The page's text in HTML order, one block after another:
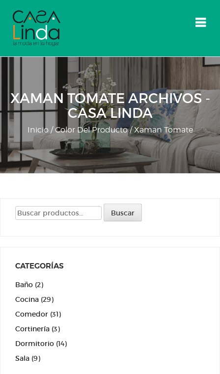
content
XAMAN TOMATE ARCHIVOS -
CASA LINDA
Inicio/ Color Del Producto / Xaman Tomate
Buscar
por:
Buscar
CATEGORÍAS
Baño (2)
Cocina (29)
Comedor (31)
Cortinería (3)
Dormitorio (14)
Sala (9)